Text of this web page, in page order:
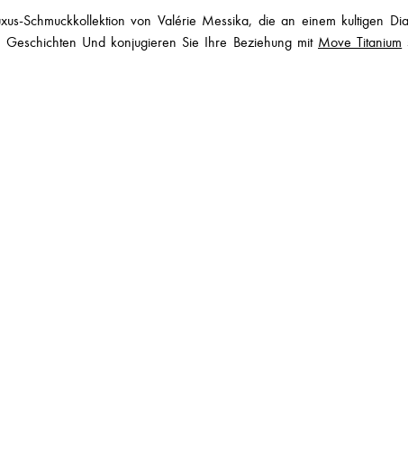
Schmuckkollektion von Valérie Messika, die an einem kultigen
Und konjugieren Sie Ihre Beziehung mit Move Titanium